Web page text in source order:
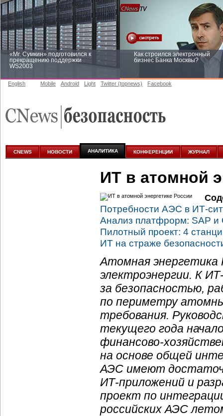
«Mr. Сумкин» подготовился к
прекращению поддержки
WS2003
Как строился электронный
бизнес Банка Москвы?
аналитике
English Mobile Android Light Twitter (topnews) Facebook
CNEWS НОВОСТИ АНАЛИТИКА КОНФЕРЕНЦИИ ЖУРНАЛ
ИТ в атомной
Потребности АЭС в ИТ-
Анализ платфрорм: SAP и
Пилотный проект: 4
ИТ на страже
Атомная
электроэнергии. К
за безопасностью,
по периметру
требования.
текущего года
финансово-
на основе общей
АЭС имеют
ИТ-приложений и
проект по
российских АЭС